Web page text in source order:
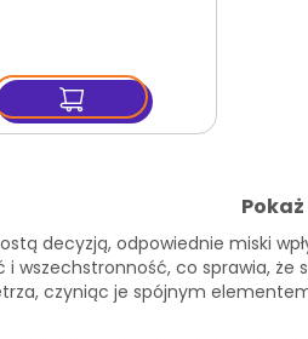
decyzją, odpowiednie miski
wszechstronność, co sprawia,
czyniąc je spójnym